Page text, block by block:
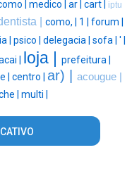
| medico | ar | cart |
iptu
| como, | 1 | forum |
| psico | delegacia | sofa | ' |
| loja | prefeitura |
| centro | ar) | acougue |
| multi |